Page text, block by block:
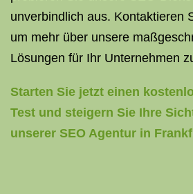
unverbindlich aus. Kontaktieren
um mehr über unsere
Lösungen für Ihr Unternehmen
Starten Sie jetzt einen
Test und steigern Sie Ihre
unserer SEO Agentur in